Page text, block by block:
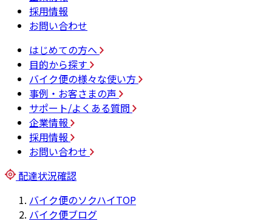
採用情報
お問い合わせ
はじめての方へ
目的から探す
バイク便の様々な使い方
事例・お客さまの声
サポート/よくある質問
企業情報
採用情報
お問い合わせ
配達状況確認
バイク便のソクハイTOP
バイク便ブログ